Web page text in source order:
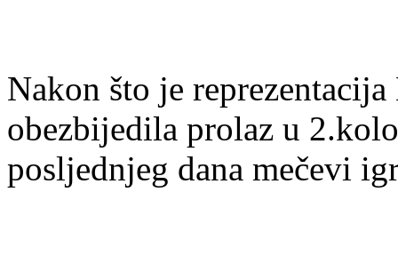
Nakon što je
obezbijedila prolaz u
posljednjeg dana mečevi